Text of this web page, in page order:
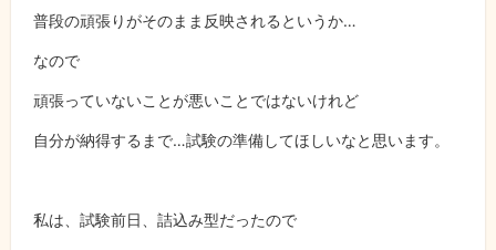
普段の頑張りがそのまま反映されるというか…
なので
頑張っていないことが悪いことではないけれど
自分が納得するまで…試験の準備してほしいなと思います。
私は、試験前日、詰込み型だったので